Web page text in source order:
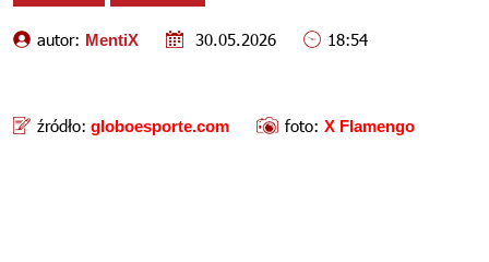
autor: MentiX 30.05.2026 18:54
źródło: globoesporte.com foto: X Flamengo